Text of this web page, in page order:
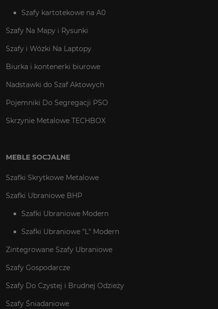
Szafy kartotekowe na A0
Szafy Na Mapy i Rysunki
Szafy i Wózki Na Laptopy
Biurka i kontenerki biurowe
Nadstawki do Szaf Aktowych
Pojemniki Do Segregacji PSO
Skrzynie Metalowe TECHBOX
MEBLE SOCJALNE
Szafki Skrytkowe Metalowe
Szafki Ubraniowe BHP
Szafki Ubraniowe Modern
Szafki Ubraniowe "L" Modern
Zintegrowane Szafy Ubraniowe
Szafy Gospodarcze
Szafy Do Czystej i Brudnej Odzieży
Szafy Śniadaniowe